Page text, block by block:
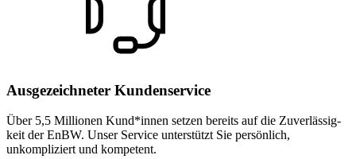
Ausgezeichneter Kundenservice
Über 5,5 Millionen Kund*innen setzen bereits auf die Zuver­lässig­
keit der EnBW. Unser Service unterstützt Sie persönlich,
unkompliziert und kompetent.